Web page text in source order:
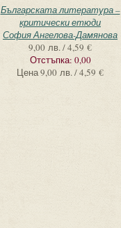
Българската литература –
критически етюди
София Ангелова-Дамянова
9,00 лв. / 4,59 €
Отстъпка: 0,00
Цена9,00 лв. / 4,59 €